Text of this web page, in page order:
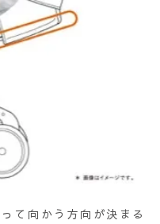
て向かう方向が決まる